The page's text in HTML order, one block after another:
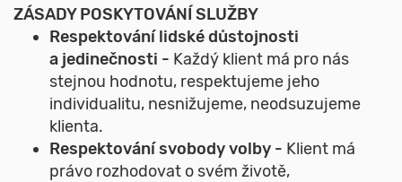
ZÁSADY POSKYTOVÁNÍ SLUŽBY
Respektování lidské důstojnosti
a jedinečnosti - Každý klient má pro nás
stejnou hodnotu, respektujeme jeho
individualitu, nesnižujeme, neodsuzujeme
klienta.
Respektování svobody volby - Klient má
právo rozhodovat o svém životě,